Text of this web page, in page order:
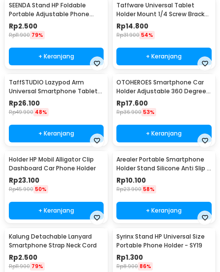
SEENDA Stand HP Foldable
Portable Adjustable Phone
Holder - S089
Rp2.500
Rp11.900 79%
+ Keranjang
Taffware Universal Tablet
Holder Mount 1/4 Screw Bracket
Tripod - VTM4
Rp14.800
Rp31.900 54%
+ Keranjang
TaffSTUDIO Lazypod Arm
Universal Smartphone Tablet
Holder Klip Clamp - A-138
Rp26.100
Rp49.900 48%
+ Keranjang
OTOHEROES Smartphone Car
Holder Adjustable 360 Degree
with Suction Cup - T003
Rp17.600
Rp36.900 53%
+ Keranjang
Holder HP Mobil Alligator Clip
Dashboard Car Phone Holder
Rp23.100
Rp45.900 50%
+ Keranjang
Arealer Portable Smartphone
Holder Stand Silicone Anti Slip -
PA456
Rp10.100
Rp23.900 58%
+ Keranjang
Kalung Detachable Lanyard
Smartphone Strap Neck Cord
Rp2.500
Rp11.900 79%
Syrinx Stand HP Universal Size
Portable Phone Holder - SY19
Rp1.300
Rp8.900 86%